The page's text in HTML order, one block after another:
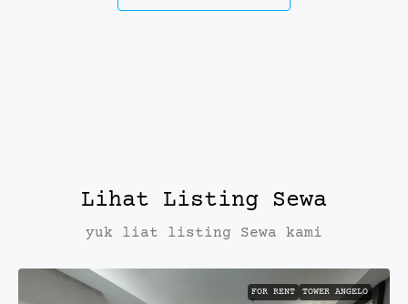
Lihat Listing Sewa
yuk liat listing Sewa kami
FOR RENT TOWER ANGELO